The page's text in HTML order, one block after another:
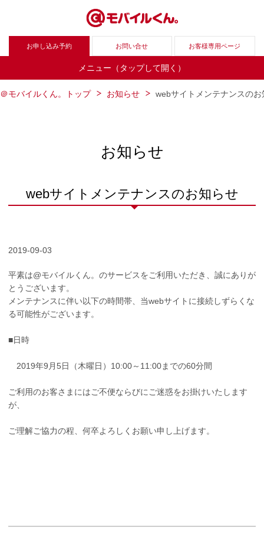
お申し込み予約 お問い合せ お客様専用ページ
メニュー（タップして開く）
＠モバイルくん。トップ お知らせ webサイトメンテナンスのお
お知らせ
webサイトメンテナンスのお知らせ
2019-09-03
平素は@モバイルくん。のサービスをご利用いただき、誠にありが
とうございます。
メンテナンスに伴い以下の時間帯、当webサイトに接続しずらくな
る可能性がございます。
■日時
2019年9月5日（木曜日）10:00～11:00までの60分間
ご利用のお客さまにはご不便ならびにご迷惑をお掛けいたします
が、
ご理解ご協力の程、何卒よろしくお願い申し上げます。